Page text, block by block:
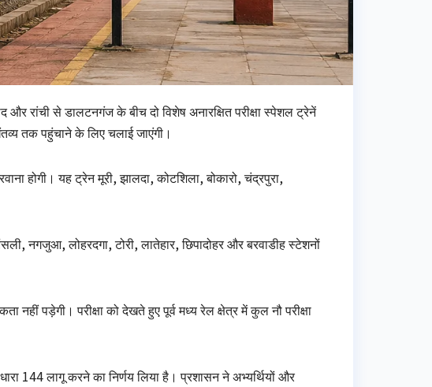
और रांची से डालटनगंज के बीच दो विशेष अनारक्षित परीक्षा स्पेशल ट्रेनें
तक पहुंचाने के लिए चलाई जाएंगी।
होगी। यह ट्रेन मूरी, झालदा, कोटशिला, बोकारो, चंद्रपुरा,
नगजुआ, लोहरदगा, टोरी, लातेहार, छिपादोहर और बरवाडीह स्टेशनों
नहीं पड़ेगी। परीक्षा को देखते हुए पूर्व मध्य रेल क्षेत्र में कुल नौ परीक्षा
144 लागू करने का निर्णय लिया है। प्रशासन ने अभ्यर्थियों और